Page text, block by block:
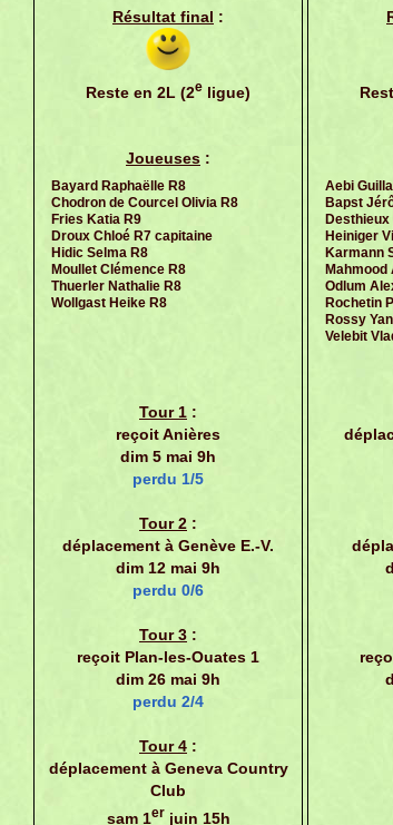
Résultat final :
Reste en 2L (2e ligue)
Joueuses :
Bayard Raphaëlle R8
Chodron de Courcel Olivia R8
Fries Katia R9
Droux Chloé R7 capitaine
Hidic Selma R8
Moullet Clémence R8
Thuerler Nathalie R8
Wollgast Heike R8
Tour 1 :
reçoit Anières
dim 5 mai 9h
perdu 1/5
Tour 2 :
déplacement à Genève E.-V.
dim 12 mai 9h
perdu 0/6
Tour 3 :
reçoit Plan-les-Ouates 1
dim 26 mai 9h
perdu 2/4
Tour 4 :
déplacement à Geneva Country
Club
sam 1er juin 15h
Aebi
Bapst
Desthieux
Heiniger
Karmann
Mahmood
Odlum
Rochetin
Rossy
Velebit